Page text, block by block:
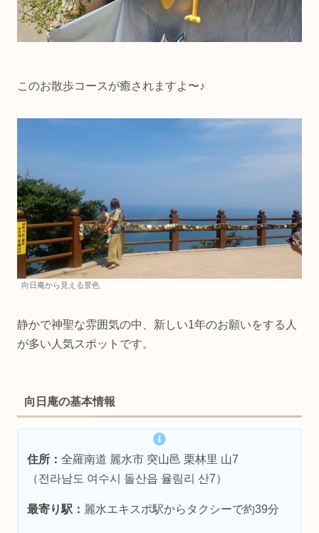
このお散歩コースが癒されますよ〜♪
向日庵から見える景色
静かで神聖な雰囲気の中、新しい1年のお願いをする人
が多い人気スポットです。
向日庵の基本情報
住所：全羅南道 麗水市 突山邑 栗林里 山7
（전라남도 여수시 돌산읍 율림리 산7）
最寄り駅： 麗水エキスポ駅からタクシーで約39分